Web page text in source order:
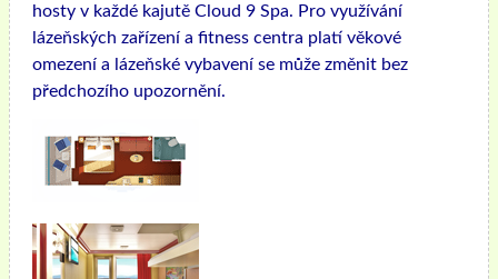
hosty v každé kajutě Cloud 9 Spa. Pro využívání
lázeňských zařízení a fitness centra platí věkové
omezení a lázeňské vybavení se může změnit bez
předchozího upozornění.